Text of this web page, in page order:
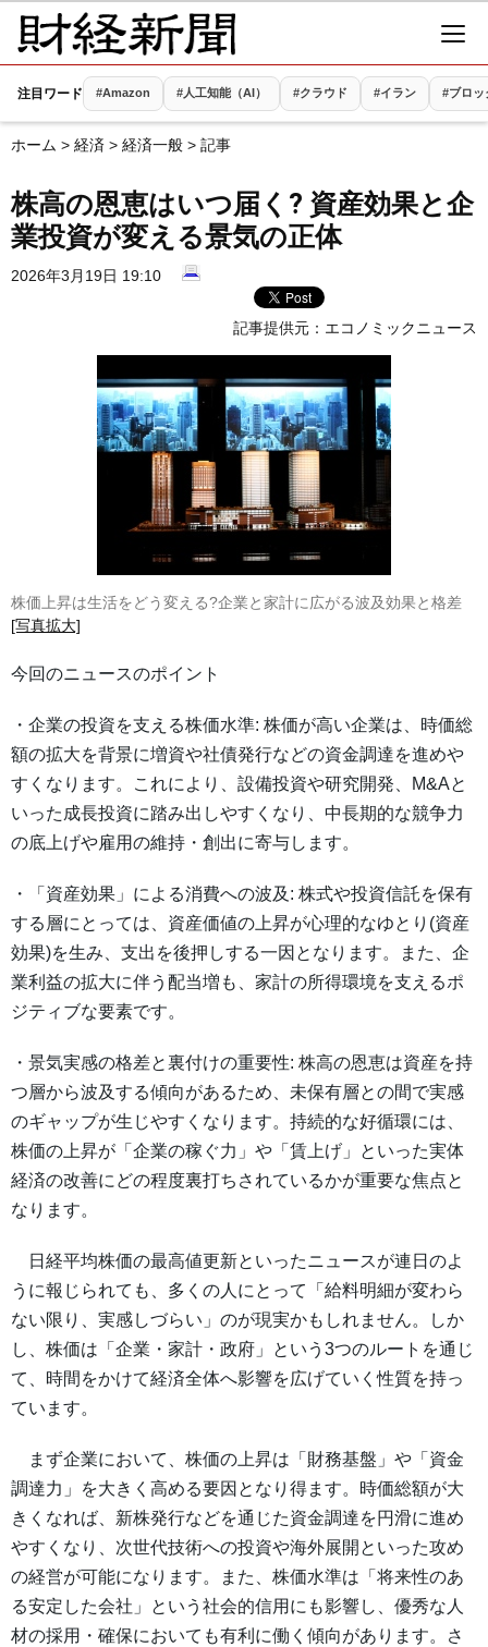
注目ワード #Amazon #人工知能（AI） #クラウド #イラン #ブロッ
ホーム > 経済 > 経済一般 > 記事
株高の恩恵はいつ届く? 資産効果と企
業投資が変える景気の正体
2026年3月19日 19:10
記事提供元： エコノミックニュース
株価上昇は生活をどう変える?企業と家計に広がる波及効果と格差
[写真拡大]
今回のニュースのポイント
・企業の投資を支える株価水準: 株価が高い企業は、時価総
額の拡大を背景に増資や社債発行などの資金調達を進めや
すくなります。これにより、設備投資や研究開発、M&Aと
いった成長投資に踏み出しやすくなり、中長期的な競争力
の底上げや雇用の維持・創出に寄与します。
・「資産効果」による消費への波及: 株式や投資信託を保有
する層にとっては、資産価値の上昇が心理的なゆとり(資産
効果)を生み、支出を後押しする一因となります。また、企
業利益の拡大に伴う配当増も、家計の所得環境を支えるポ
ジティブな要素です。
・景気実感の格差と裏付けの重要性: 株高の恩恵は資産を持
つ層から波及する傾向があるため、未保有層との間で実感
のギャップが生じやすくなります。持続的な好循環には、
株価の上昇が「企業の稼ぐ力」や「賃上げ」といった実体
経済の改善にどの程度裏打ちされているかが重要な焦点と
なります。
日経平均株価の最高値更新といったニュースが連日のよ
うに報じられても、多くの人にとって「給料明細が変わら
ない限り、実感しづらい」のが現実かもしれません。しか
し、株価は「企業・家計・政府」という3つのルートを通じ
て、時間をかけて経済全体へ影響を広げていく性質を持っ
ています。
まず企業において、株価の上昇は「財務基盤」や「資金
調達力」を大きく高める要因となり得ます。時価総額が大
きくなれば、新株発行などを通じた資金調達を円滑に進め
やすくなり、次世代技術への投資や海外展開といった攻め
の経営が可能になります。また、株価水準は「将来性のあ
る安定した会社」という社会的信用にも影響し、優秀な人
材の採用・確保においても有利に働く傾向があります。さ